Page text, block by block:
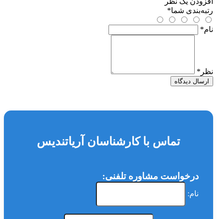
رتبه‌بندی شما*
نام*
نظر *
ارسال دیدگاه
تماس با کارشناسان آریاتندیس
درخواست مشاوره تلفنی:
نام: